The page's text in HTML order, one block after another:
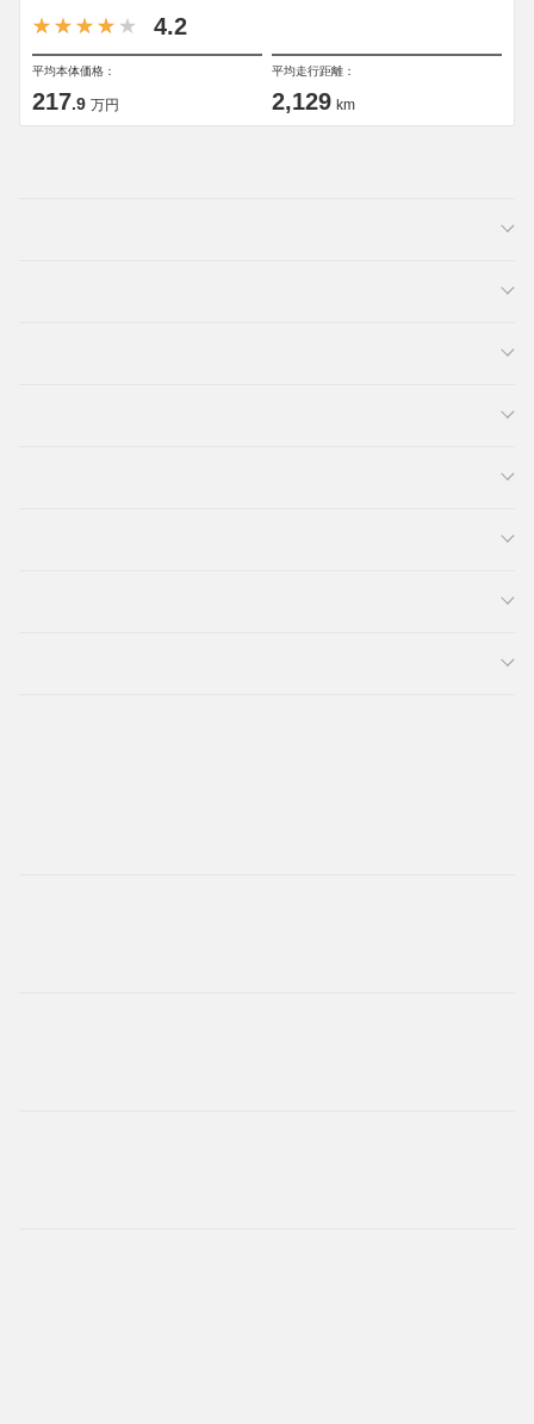
4.2
平均本体価格：
217.9 万円
平均走行距離：
2,129 km